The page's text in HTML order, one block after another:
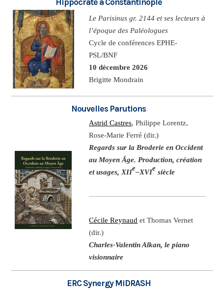
Le Parisinus gr. 2144 et ses lecteurs à
l’époque des Paléologues
Cycle de conférences EPHE-
PSL/BNF
10 décembre 2026
Brigitte Mondrain
Nouvelles Parutions
Astrid Castres, Philippe Lorentz,
Rose-Marie Ferré (dir.)
Regards sur la Broderie en Occident
au Moyen Âge. Production, création
et usages, XIIe–XVIe siècle
Cécile Reynaud et Thomas Vernet
(dir.)
Charles-Valentin Alkan, le piano
visionnaire
ERC Synergy MiDRASH